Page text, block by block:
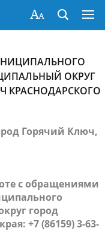
ОКРУГ
КРАСНОДАРСКОГО
Горячий Ключ,
с обращениями
город
+7 (86159) 3-63-